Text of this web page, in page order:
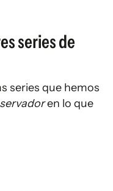
series de
series que hemos
en lo que